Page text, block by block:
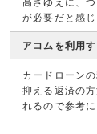
高さゆえに、
が必要だと感じ
アコムを利用
カードローン
抑える返済の
れるので参考に